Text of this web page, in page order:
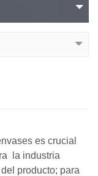
es crucial
la industria
producto; para